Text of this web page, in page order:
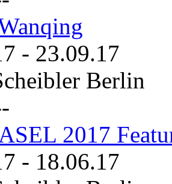
- 23.09.17
Berlin
2017
- 18.06.17